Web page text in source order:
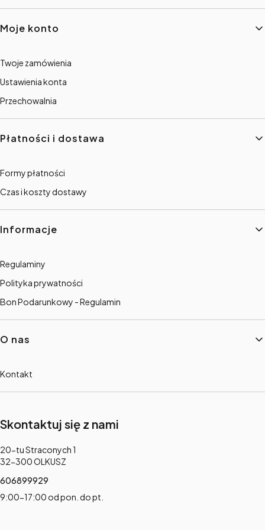
Linki w stopce
Moje konto
Twoje zamówienia
Ustawienia konta
Przechowalnia
Płatności i dostawa
Formy płatności
Czas i koszty dostawy
Informacje
Regulaminy
Polityka prywatności
Bon Podarunkowy - Regulamin
O nas
Kontakt
Skontaktuj się z nami
Adres:
20-tu Straconych 1
32-300 OLKUSZ
606899929
9:00-17:00 od pon. do pt.